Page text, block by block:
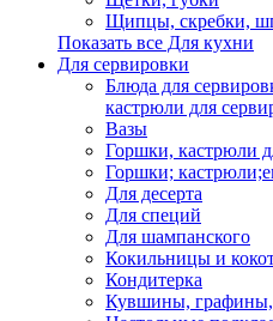
Щипцы, скребки,
Показать все Для кухни
Для сервировки
Блюда для
кастрюли для
Вазы
Горшки, кастрюли
Горшки;
Для десерта
Для специй
Для шампанского
Кокильницы и
Кондитерка
Кувшины, графины,